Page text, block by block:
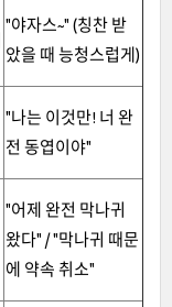
"야자스~" (칭찬 받
았을 때 능청스럽게)
"나는 이것만! 너 완
전 동엽이야"
"어제 완전 막나귀
왔다" / "막나귀 때문
에 약속 취소"